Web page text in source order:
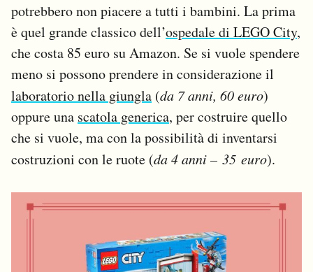
potrebbero non piacere a tutti i bambini. La prima
è quel grande classico dell’ospedale di LEGO City,
che costa 85 euro su Amazon. Se si vuole spendere
meno si possono prendere in considerazione il
laboratorio nella giungla (da 7 anni, 60 euro)
oppure una scatola generica, per costruire quello
che si vuole, ma con la possibilità di inventarsi
costruzioni con le ruote (da 4 anni – 35 euro).